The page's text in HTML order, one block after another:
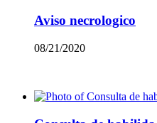
Aviso necrologico
08/21/2020